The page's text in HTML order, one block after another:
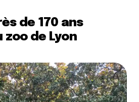
de 170 ans
zoo de Lyon